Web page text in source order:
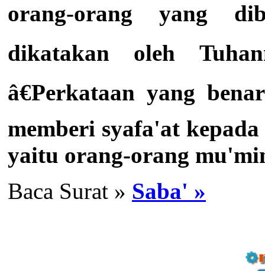
orang-orang yang
dikatakan oleh
â€Perkataan yang
memberi syafa'at
yaitu orang-orang
Baca Surat » Saba' »